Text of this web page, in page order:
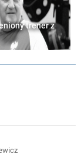
trener z